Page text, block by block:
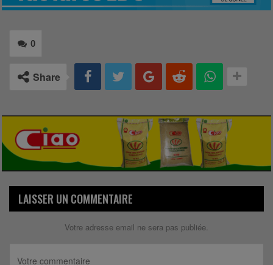
0
Share
LAISSER UN COMMENTAIRE
Votre adresse email ne sera pas publiée.